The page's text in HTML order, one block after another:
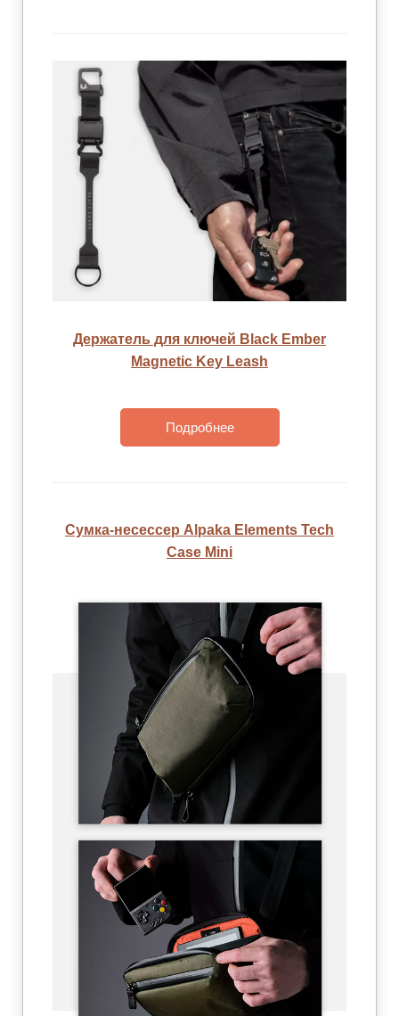
Держатель для ключей Black Ember
Magnetic Key Leash
Подробнее
Сумка-несессер Alpaka Elements Tech
Case Mini